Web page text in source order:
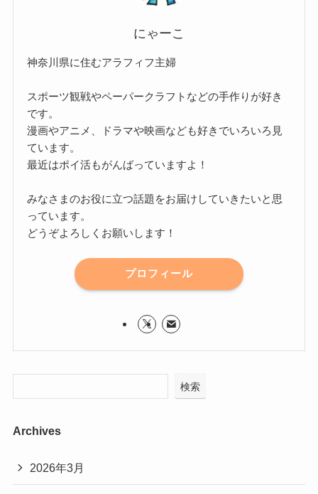
にゃーこ
神奈川県に住むアラフィフ主婦
スポーツ観戦やペーパークラフトなどの手作りが好き
です。
漫画やアニメ、ドラマや映画なども好きでいろいろ見
ています。
最近はポイ活もがんばっていますよ！
みなさまのお役に立つ話題をお届けしていきたいと思
っています。
どうぞよろしくお願いします！
プロフィール
検索
Archives
2026年3月